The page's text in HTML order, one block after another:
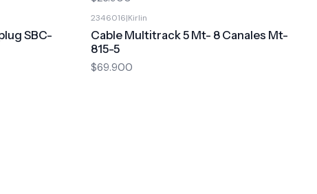
SBC-
2346016|Kirlin
Cable Multitrack 5 Mt- 8 Canales Mt-
815-5
$69.900